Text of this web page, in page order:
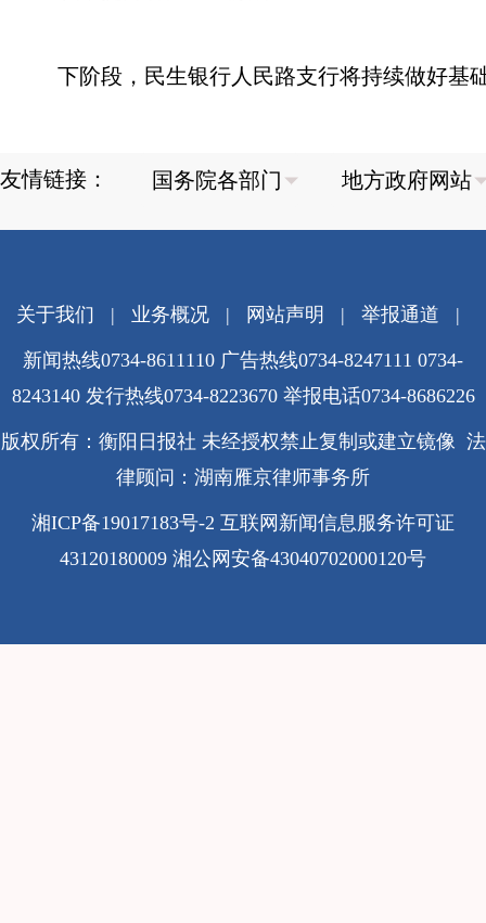
下阶段，民生银行人民路支行将持续做好基
友情链接：
关于我们 | 业务概况| 网站声明 | 举报通道 |
新闻热线0734-8611110 广告热线0734-8247111 0734-
8243140 发行热线0734-8223670 举报电话0734-8686226
版权所有：衡阳日报社 未经授权禁止复制或建立镜像 法
律顾问：湖南雁京律师事务所
湘ICP备19017183号-2 互联网新闻信息服务许可证
43120180009 湘公网安备43040702000120号